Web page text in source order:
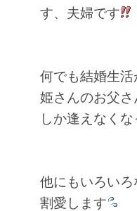
す、夫婦です
何でも結婚生
姫さんのお父
しか逢えなく
他にもいろい
割愛します